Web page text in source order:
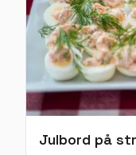
Julbord på